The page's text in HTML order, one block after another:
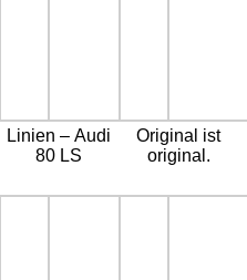
Linien – Audi
80 LS
Original ist
original.